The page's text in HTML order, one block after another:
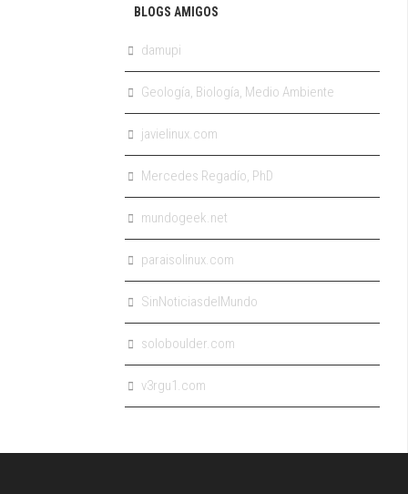
BLOGS AMIGOS
damupi
Geología, Biología, Medio Ambiente
javielinux.com
Mercedes Regadío, PhD
mundogeek.net
paraisolinux.com
SinNoticiasdelMundo
soloboulder.com
v3rgu1.com